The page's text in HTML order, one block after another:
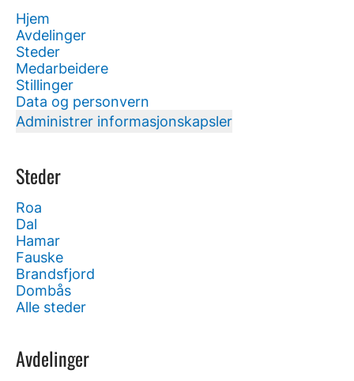
Hjem
Avdelinger
Steder
Medarbeidere
Stillinger
Data og personvern
Administrer informasjonskapsler
Steder
Roa
Dal
Hamar
Fauske
Brandsfjord
Dombås
Alle steder
Avdelinger